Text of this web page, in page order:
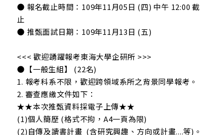
● 報名截止時間：109年11月05日 (四) 中午 12:00 截
止
● 推甄面試日期：109年11月13日 (五)
<<< 歡迎踴躍報考東海大學企研所 >>>
●【一般生組】 (22名)
1. 報考科系不限，歡迎跨領域系所之背景同學報考。
2. 審查應繳文件如下：
★★本次推甄資料採電子上傳★★
(1)個人簡歷 (格式不拘，A4一頁為限)
(2)自傳及讀書計畫 (含研究興趣、方向或計畫....等)。